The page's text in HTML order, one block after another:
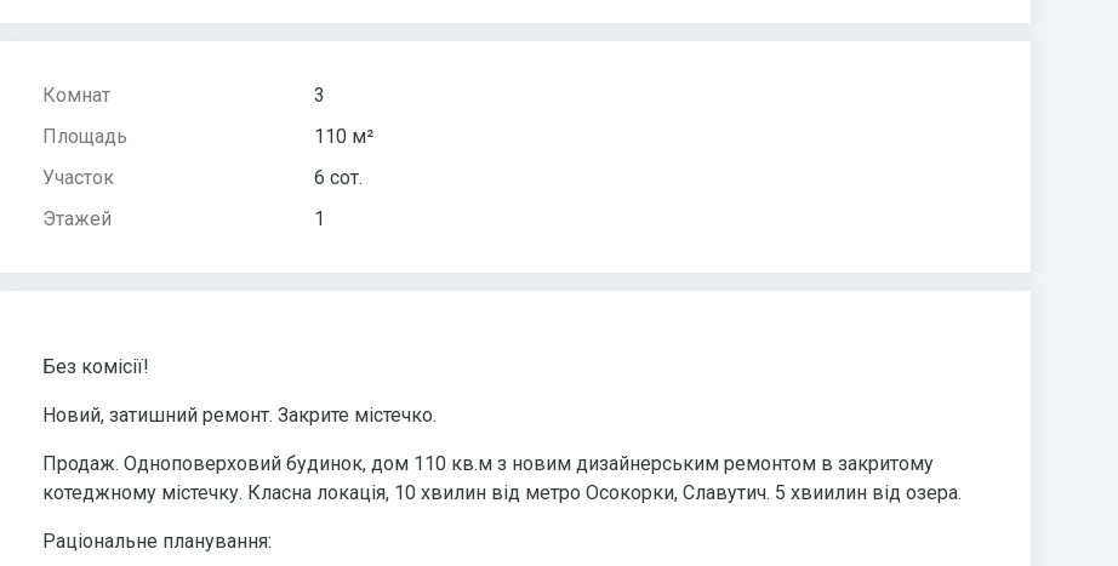
Комнат
3
Площадь
110 м²
Участок
6 сот.
Этажей
1
Без комісії!
Новий, затишний ремонт. Закрите містечко.
Продаж. Одноповерховий будинок, дом 110 кв.м з новим дизайнерським ремонтом в закритому
котеджному містечку. Класна локація, 10 хвилин від метро Осокорки, Славутич. 5 хвиилин від озера.
Раціональне планування: